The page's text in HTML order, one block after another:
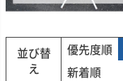
並び替
え
優先度順
新着順